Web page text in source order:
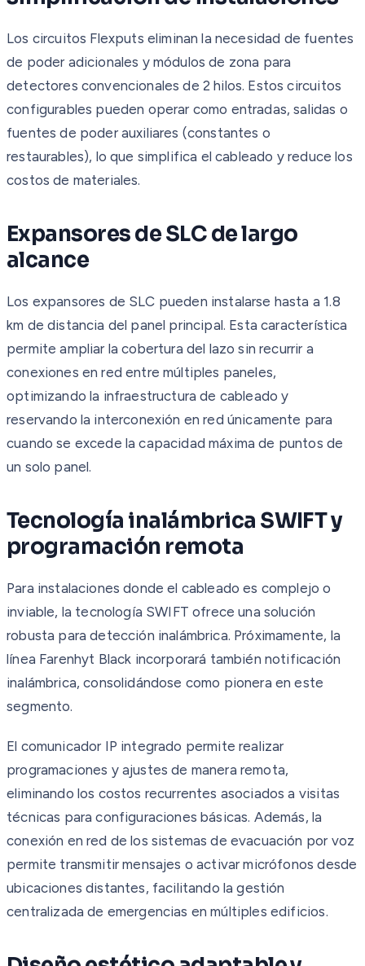
Los circuitos Flexputs eliminan la necesidad de fuentes
de poder adicionales y módulos de zona para
detectores convencionales de 2 hilos. Estos circuitos
configurables pueden operar como entradas, salidas o
fuentes de poder auxiliares (constantes o
restaurables), lo que simplifica el cableado y reduce los
costos de materiales.
Expansores de SLC de largo
alcance
Los expansores de SLC pueden instalarse hasta a 1.8
km de distancia del panel principal. Esta característica
permite ampliar la cobertura del lazo sin recurrir a
conexiones en red entre múltiples paneles,
optimizando la infraestructura de cableado y
reservando la interconexión en red únicamente para
cuando se excede la capacidad máxima de puntos de
un solo panel.
Tecnología inalámbrica SWIFT y
programación remota
Para instalaciones donde el cableado es complejo o
inviable, la tecnología SWIFT ofrece una solución
robusta para detección inalámbrica. Próximamente, la
línea Farenhyt Black incorporará también notificación
inalámbrica, consolidándose como pionera en este
segmento.
El comunicador IP integrado permite realizar
programaciones y ajustes de manera remota,
eliminando los costos recurrentes asociados a visitas
técnicas para configuraciones básicas. Además, la
conexión en red de los sistemas de evacuación por voz
permite transmitir mensajes o activar micrófonos desde
ubicaciones distantes, facilitando la gestión
centralizada de emergencias en múltiples edificios.